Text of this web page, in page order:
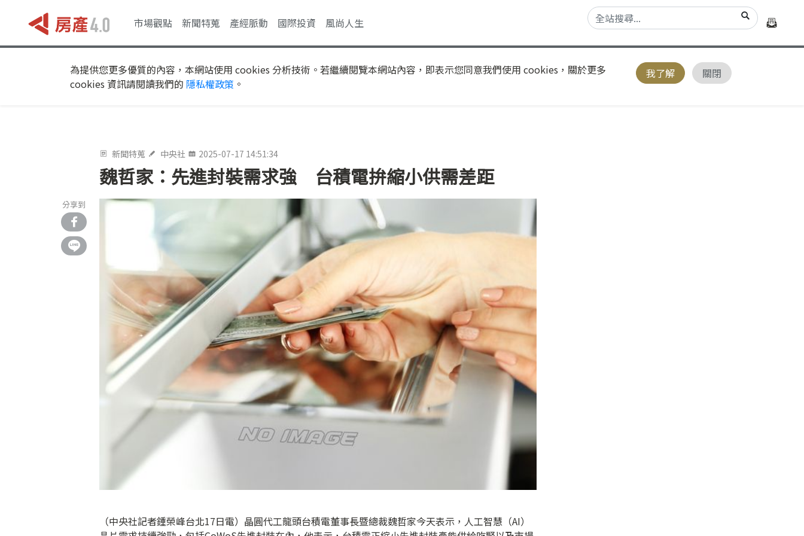
市場觀點 新聞特蒐 產經脈動 國際投資 風尚人生
為提供您更多優質的內容，本網站使用 cookies 分析技術。若繼續閱覽本網站內容，即表示您同意我們使用 cookies，關於更多
cookies 資訊請閱讀我們的 隱私權政策 。
我了解 關閉
新聞特蒐 中央社 2025-07-17 14:51:34
魏哲家：先進封裝需求強 台積電拚縮小供需差距
分享到
（中央社記者鍾榮峰台北17日電）晶圓代工龍頭台積電董事長暨總裁魏哲家今天表示，人工智慧（AI）